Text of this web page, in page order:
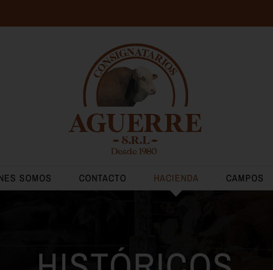
SOMOS CONTACTO HACIENDA CAMPOS